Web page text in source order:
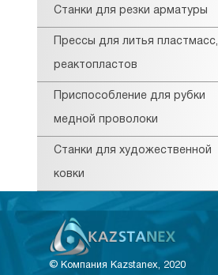
Станки для резки арматуры
Прессы для литья пластмасс,
реактопластов
Приспособление для рубки
медной проволоки
Станки для художественной
ковки
© Компания Kazstanex, 2020